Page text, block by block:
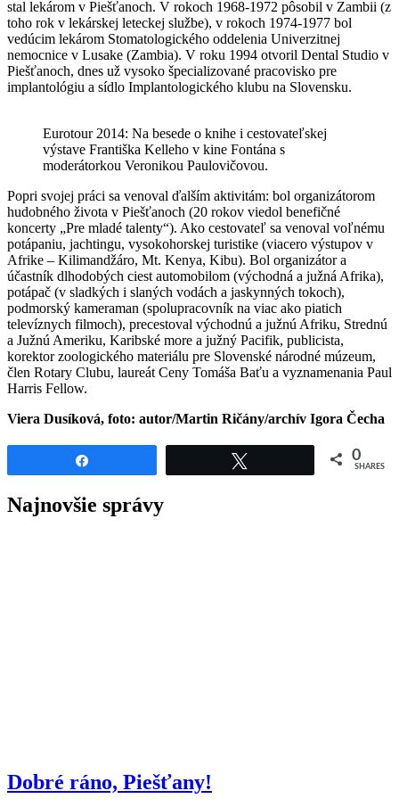
stal lekárom v Piešťanoch. V rokoch 1968-1972 pôsobil v Zambii (z
toho rok v lekárskej leteckej službe), v rokoch 1974-1977 bol
vedúcim lekárom Stomatologického oddelenia Univerzitnej
nemocnice v Lusake (Zambia). V roku 1994 otvoril Dental Studio v
Piešťanoch, dnes už vysoko špecializované pracovisko pre
implantológiu a sídlo Implantologického klubu na Slovensku.
Eurotour 2014: Na besede o knihe i cestovateľskej
výstave Františka Kelleho v kine Fontána s
moderátorkou Veronikou Paulovičovou.
Popri svojej práci sa venoval ďalším aktivitám: bol organizátorom
hudobného života v Piešťanoch (20 rokov viedol benefičné
koncerty „Pre mladé talenty“). Ako cestovateľ sa venoval voľnému
potápaniu, jachtingu, vysokohorskej turistike (viacero výstupov v
Afrike – Kilimandžáro, Mt. Kenya, Kibu). Bol organizátor a
účastník dlhodobých ciest automobilom (východná a južná Afrika),
potápač (v sladkých i slaných vodách a jaskynných tokoch),
podmorský kameraman (spolupracovník na viac ako piatich
televíznych filmoch), precestoval východnú a južnú Afriku, Strednú
a Južnú Ameriku, Karibské more a južný Pacifik, publicista,
korektor zoologického materiálu pre Slovenské národné múzeum,
člen Rotary Clubu, laureát Ceny Tomáša Baťu a vyznamenania Paul
Harris Fellow.
Viera Dusíková, foto: autor/Martin Ričány/archív Igora Čecha
0
SHARES
Najnovšie správy
Dobré ráno, Piešťany!